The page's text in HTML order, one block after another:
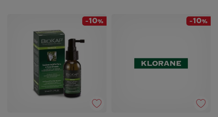
-10% -10%